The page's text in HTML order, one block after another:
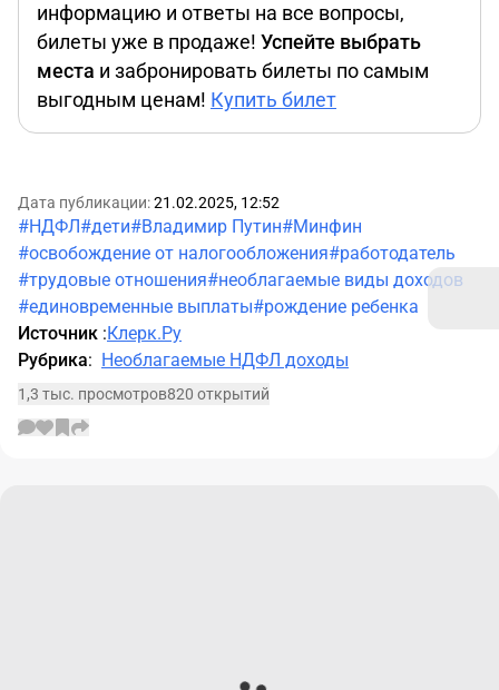
информацию и ответы на все вопросы,
билеты уже в продаже! Успейте выбрать
места и забронировать билеты по самым
выгодным ценам! Купить билет
Дата публикации:21.02.2025, 12:52
#НДФЛ#дети#Владимир Путин#Минфин
#освобождение от налогообложения#работодатель
#трудовые отношения#необлагаемые виды доходов
#единовременные выплаты#рождение ребенка
Источник :Клерк.Ру
Рубрика: Необлагаемые НДФЛ доходы
1,3 тыс. просмотров820 открытий